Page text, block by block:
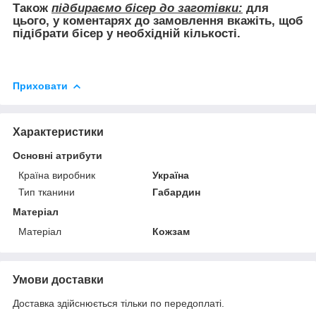
Також підбираємо бісер до заготівки: для
цього, у коментарях до замовлення вкажіть, щоб
підібрати бісер у необхідній кількості.
Приховати
Характеристики
Основні атрибути
Країна виробник
Україна
Тип тканини
Габардин
Матеріал
Матеріал
Кожзам
Умови доставки
Доставка здійснюється тільки по передоплаті.